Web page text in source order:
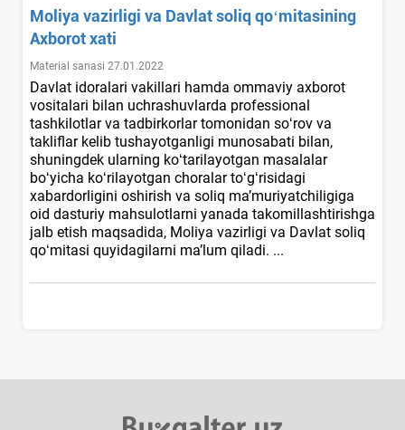
Moliya vazirligi va Davlat soliq qoʻmitasining
Aхborot хati
Material sanasi 27.01.2022
Davlat idoralari vakillari hamda ommaviy aхborot
vositalari bilan uchrashuvlarda professional
tashkilotlar va tadbirkorlar tomonidan soʻrov va
takliflar kelib tushayotganligi munosabati bilan,
shuningdek ularning koʻtarilayotgan masalalar
boʻyicha koʻrilayotgan choralar toʻgʻrisidagi
хabardorligini oshirish va soliq ma’muriyatchiligiga
oid dasturiy mahsulotlarni yanada takomillashtirishga
jalb etish maqsadida, Moliya vazirligi va Davlat soliq
qoʻmitasi quyidagilarni ma’lum qiladi. ...